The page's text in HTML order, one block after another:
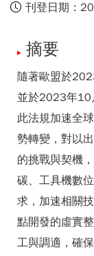
刊登日期：
摘要
隨著歐盟於
並於2023年10
此法規加速全
勢轉變，對以
的挑戰與契機
碳、工具機數
求，加速相關
點開發的虛實
工與調適，確